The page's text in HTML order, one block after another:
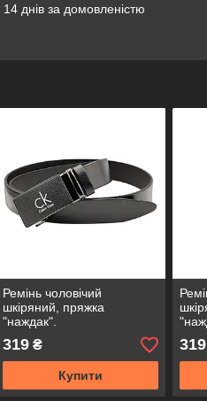
днів за домовленістю
Ремінь чоловічий
шкіряний, пряжка
"наждак".
Арт.:RMBAKA0027-35
319₴
Купити
319